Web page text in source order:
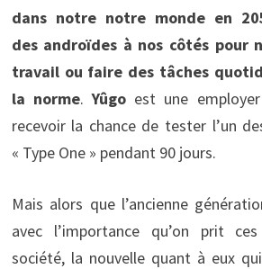
dans notre notre monde en
des androïdes à nos côtés pour
travail ou faire des tâches
la norme.Yûgo est une
recevoir la chance de tester l’un
« Type One » pendant 90 jours.
Mais alors que l’ancienne
avec l’importance qu’on prit
société, la nouvelle quant à eux